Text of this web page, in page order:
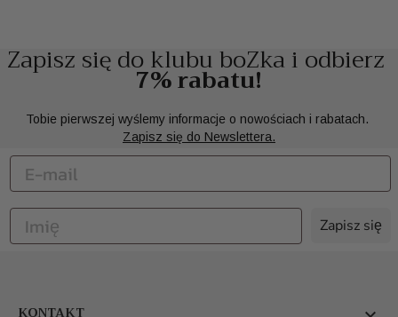
Zapisz się do klubu boZka i odbierz
7% rabatu!
Tobie pierwszej wyślemy informacje o nowościach i rabatach.
Zapisz się do Newslettera.
Zapisz się
KONTAKT